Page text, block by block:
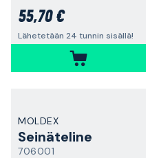
55,70 €
Lähetetään 24 tunnin sisällä!
MOLDEX
Seinäteline
706001